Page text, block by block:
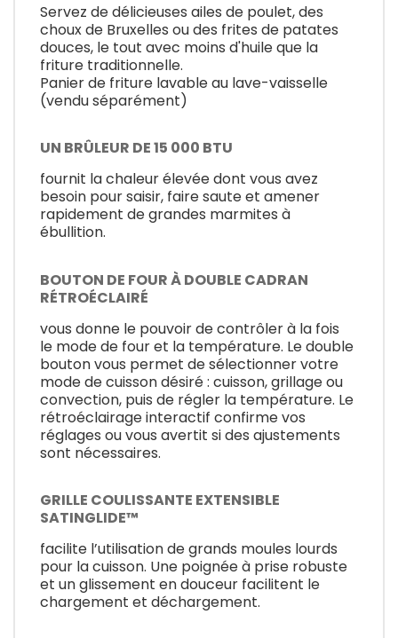
Servez de délicieuses ailes de poulet, des
choux de Bruxelles ou des frites de patates
douces, le tout avec moins d'huile que la
friture traditionnelle.
Panier de friture lavable au lave-vaisselle
(vendu séparément)
UN BRÛLEUR DE 15 000 BTU
fournit la chaleur élevée dont vous avez
besoin pour saisir, faire saute et amener
rapidement de grandes marmites à
ébullition.
BOUTON DE FOUR À DOUBLE CADRAN
RÉTROÉCLAIRÉ
vous donne le pouvoir de contrôler à la fois
le mode de four et la température. Le double
bouton vous permet de sélectionner votre
mode de cuisson désiré : cuisson, grillage ou
convection, puis de régler la température. Le
rétroéclairage interactif confirme vos
réglages ou vous avertit si des ajustements
sont nécessaires.
GRILLE COULISSANTE EXTENSIBLE
SATINGLIDE™
facilite l’utilisation de grands moules lourds
pour la cuisson. Une poignée à prise robuste
et un glissement en douceur facilitent le
chargement et déchargement.